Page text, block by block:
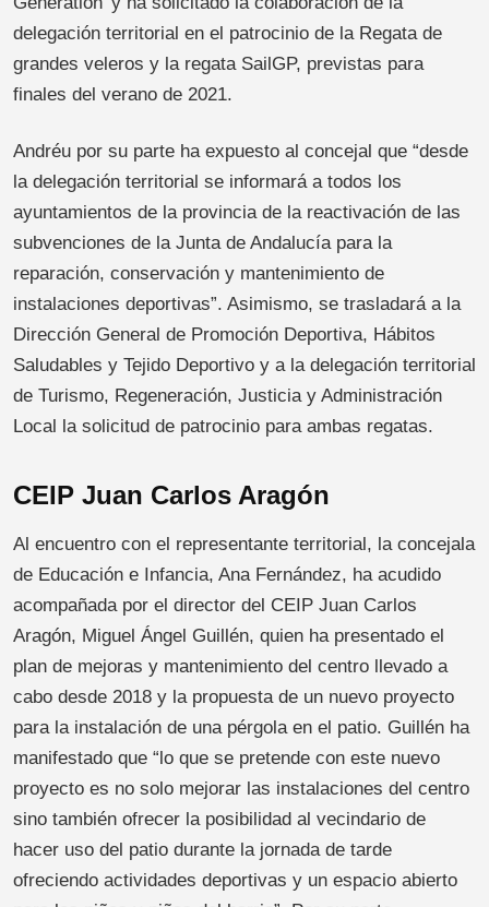
delegación territorial en el patrocinio de la Regata de
grandes veleros y la regata SailGP, previstas para
finales del verano de 2021.
Andréu por su parte ha expuesto al concejal que “desde
la delegación territorial se informará a todos los
ayuntamientos de la provincia de la reactivación de las
subvenciones de la Junta de Andalucía para la
reparación, conservación y mantenimiento de
instalaciones deportivas”. Asimismo, se trasladará a la
Dirección General de Promoción Deportiva, Hábitos
Saludables y Tejido Deportivo y a la delegación territorial
de Turismo, Regeneración, Justicia y Administración
Local la solicitud de patrocinio para ambas regatas.
CEIP Juan Carlos Aragón
Al encuentro con el representante territorial, la concejala
de Educación e Infancia, Ana Fernández, ha acudido
acompañada por el director del CEIP Juan Carlos
Aragón, Miguel Ángel Guillén, quien ha presentado el
plan de mejoras y mantenimiento del centro llevado a
cabo desde 2018 y la propuesta de un nuevo proyecto
para la instalación de una pérgola en el patio. Guillén ha
manifestado que “lo que se pretende con este nuevo
proyecto es no solo mejorar las instalaciones del centro
sino también ofrecer la posibilidad al vecindario de
hacer uso del patio durante la jornada de tarde
ofreciendo actividades deportivas y un espacio abierto